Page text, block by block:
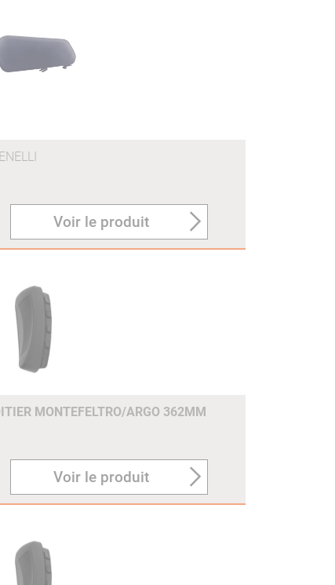
Voir le produit
MONTEFELTRO/ARGO 362MM
Voir le produit